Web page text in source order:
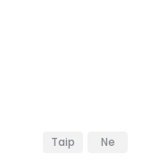
Taip Ne